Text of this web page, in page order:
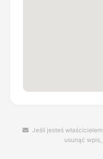
Jeśli jesteś
usunąć wpis,